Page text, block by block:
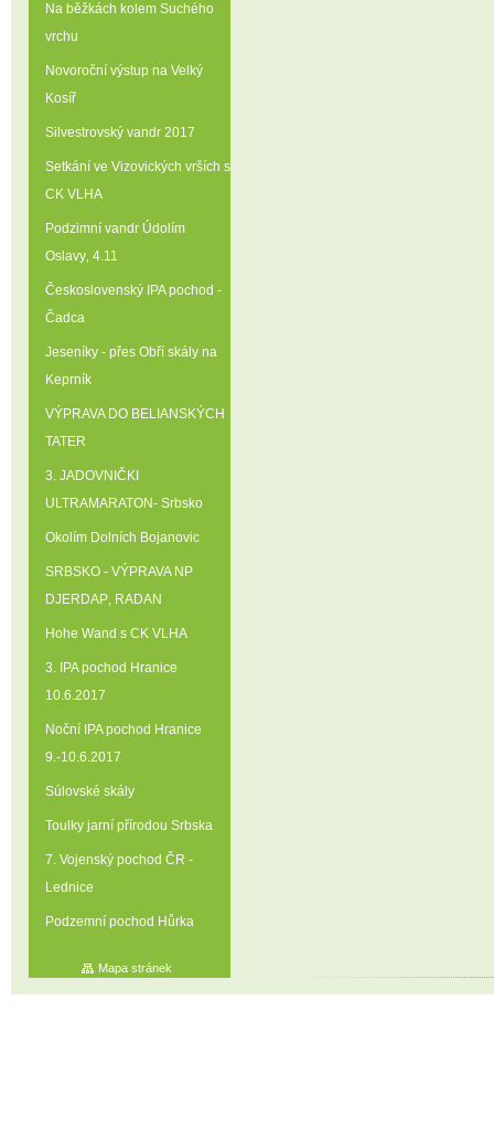
Na běžkách kolem Suchého
vrchu
Novoroční výstup na Velký
Kosíř
Silvestrovský vandr 2017
Setkání ve Vizovických vrších s
CK VLHA
Podzimní vandr Údolím
Oslavy‚ 4.11
Československý IPA pochod -
Čadca
Jeseníky - přes Obří skály na
Keprník
VÝPRAVA DO BELIANSKÝCH
TATER
3. JADOVNIČKI
ULTRAMARATON- Srbsko
Okolím Dolních Bojanovic
SRBSKO - VÝPRAVA NP
DJERDAP‚ RADAN
Hohe Wand s CK VLHA
3. IPA pochod Hranice
10.6.2017
Noční IPA pochod Hranice
9.-10.6.2017
Súlovské skály
Toulky jarní přírodou Srbska
7. Vojenský pochod ČR -
Lednice
Podzemní pochod Hůrka
Mapa stránek